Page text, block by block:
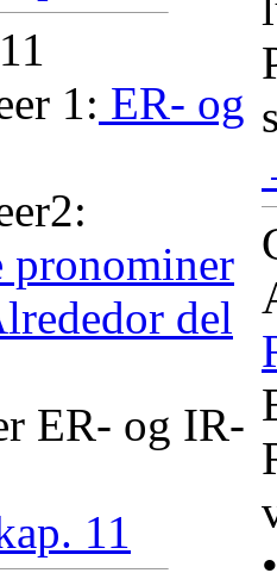
1: ER- og
pronominer
del
ER- og IR-
11